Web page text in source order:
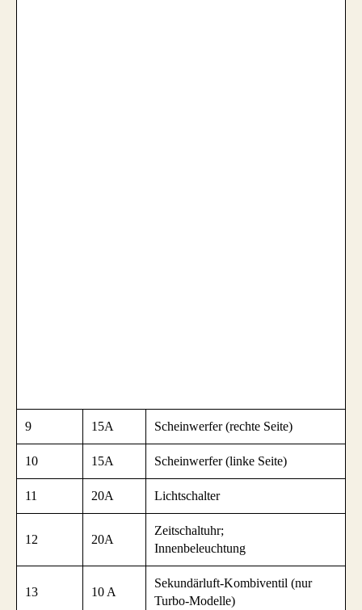
9 15A Scheinwerfer (rechte Seite)
10 15A Scheinwerfer (linke Seite)
11 20A Lichtschalter
12 20A
Zeitschaltuhr;
Innenbeleuchtung
13 10 A
Sekundärluft-Kombiventil (nur
Turbo-Modelle)